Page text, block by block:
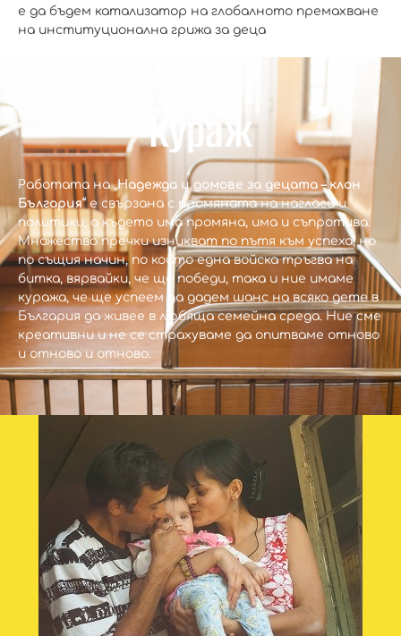
е да бъдем катализатор на глобалното премахване
на институционална грижа за деца
Кураж
Работата на„Надежда и домове за децата – клон
България“ е свързана с промяната на нагласи и
политики, а където има промяна, има и съпротива.
Множество пречки изникват по пътя към успеха, но
по същия начин, по който една войска тръгва на
битка, вярвайки, че ще победи, така и ние имаме
куража, че ще успеем да дадем шанс на всяко дете в
България да живее в любяща семейна среда. Ние сме
креативни и не се страхуваме да опитваме отново
и отново и отново.